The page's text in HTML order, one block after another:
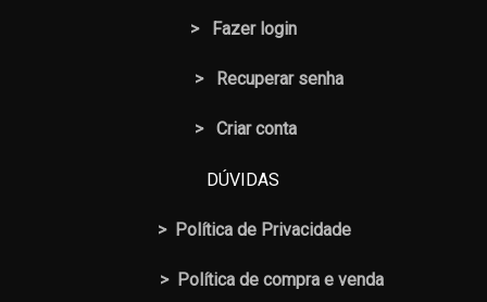
> Fazer login
> Recuperar senha
> Criar conta
DÚVIDAS
> Política de Privacidade
> Política de compra e venda